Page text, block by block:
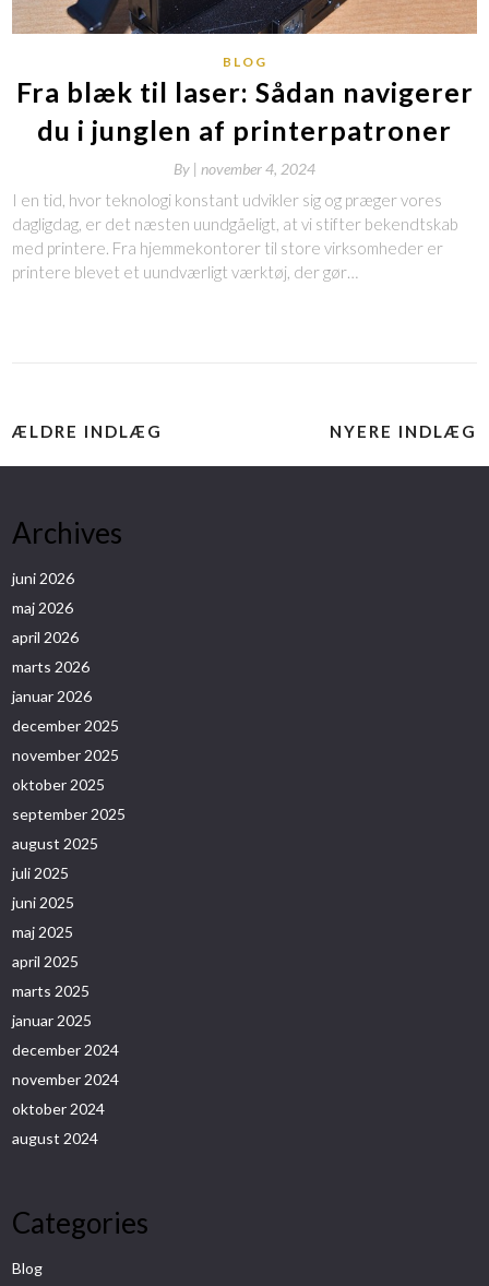
BLOG
Fra blæk til laser: Sådan navigerer
du i junglen af printerpatroner
By | november 4, 2024
I en tid, hvor teknologi konstant udvikler sig og præger vores
dagligdag, er det næsten uundgåeligt, at vi stifter bekendtskab
med printere. Fra hjemmekontorer til store virksomheder er
printere blevet et uundværligt værktøj, der gør…
ÆLDRE INDLÆG NYERE INDLÆG
Archives
juni 2026
maj 2026
april 2026
marts 2026
januar 2026
december 2025
november 2025
oktober 2025
september 2025
august 2025
juli 2025
juni 2025
maj 2025
april 2025
marts 2025
januar 2025
december 2024
november 2024
oktober 2024
august 2024
Categories
Blog